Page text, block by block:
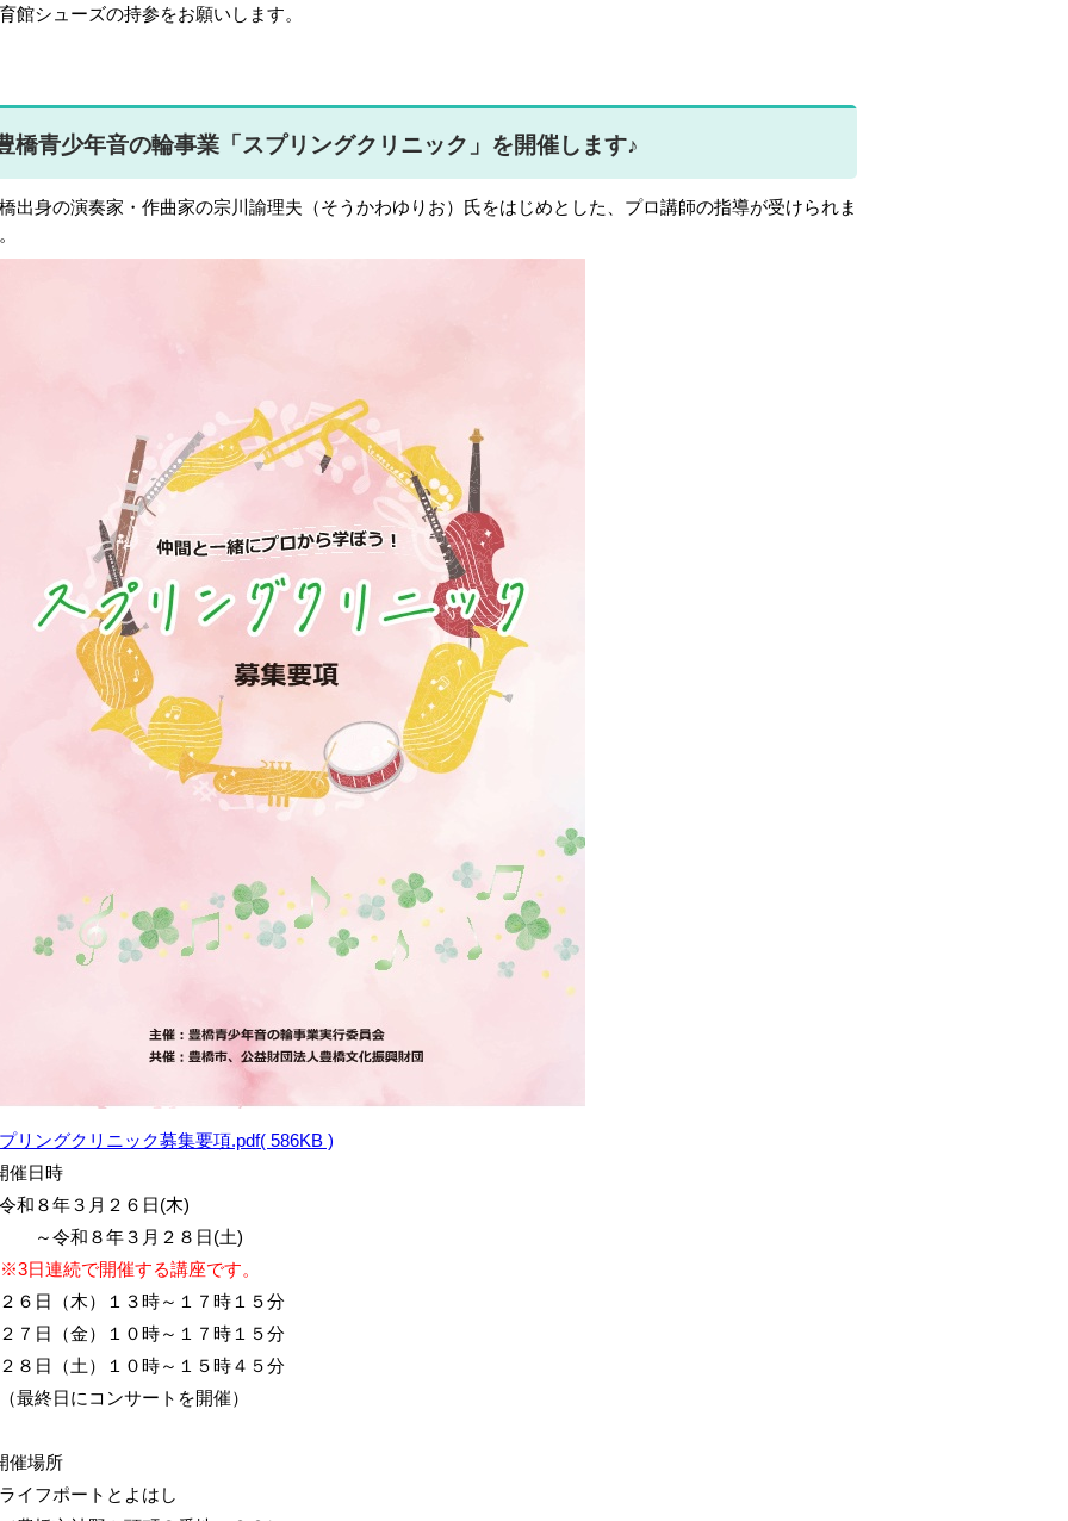
館シューズの持参をお願いします。
橋青少年音の輪事業「スプリングクリニック」を開催します♪
出身の演奏家・作曲家の宗川諭理夫（そうかわゆりお）氏をはじめとした、プロ講師の指導が受けられま
リングクリニック募集要項.pdf( 586KB )
催日時
和８年３月２６日(木)
令和８年３月２８日(土)
※3日連続で開催する講座です。
６日（木）１３時～１７時１５分
７日（金）１０時～１７時１５分
８日（土）１０時～１５時４５分
最終日にコンサートを開催）
催場所
イフポートとよはし